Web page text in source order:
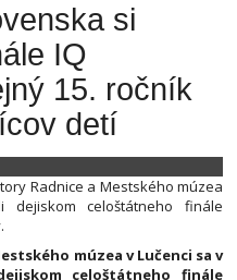
si
IQ
15. ročník
detí
Radnice a Mestského múzea
celoštátneho finále
múzea v Lučenci sa v
celoštátneho finále